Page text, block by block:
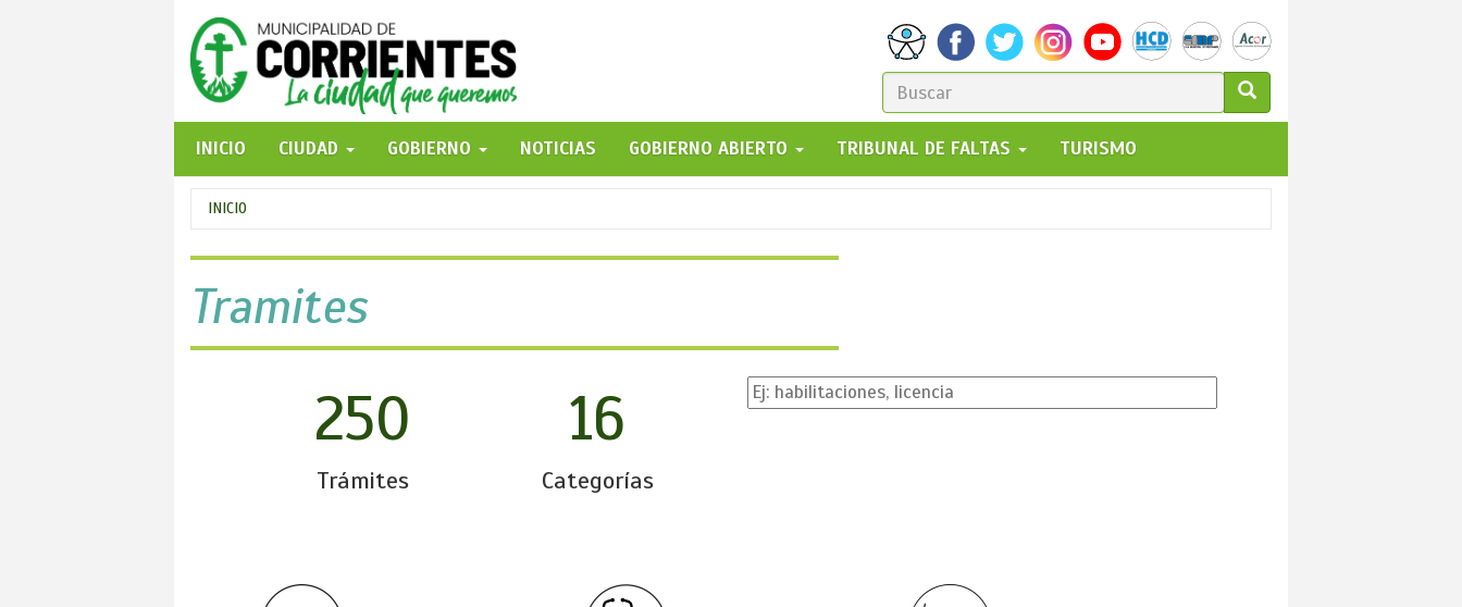
FORMULARIO
DE
BÚSQUEDA
GO!
INICIO
CIUDAD GOBIERNO NOTICIAS GOBIERNO ABIERTO TRIBUNAL DE FALTAS TURISMO
Se
encuentra
usted
aquí
INICIO
Tramites
250
Trámites
16
Categorías